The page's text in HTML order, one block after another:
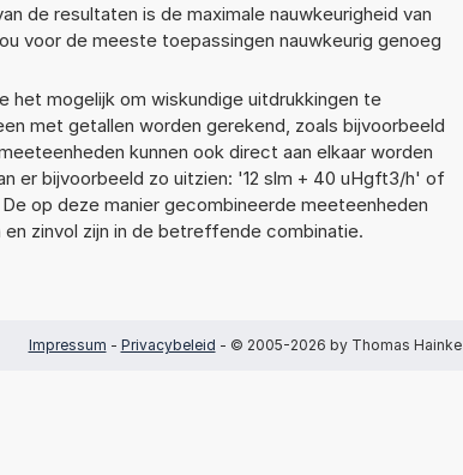
de resultaten is de maximale nauwkeurigheid van
voor de meeste toepassingen nauwkeurig genoeg
het mogelijk om wiskundige uitdrukkingen te
met getallen worden gerekend, zoals bijvoorbeeld
kunnen ook direct aan elkaar worden
er bijvoorbeeld zo uitzien: '12 slm + 40 uHgft3/h' of
op deze manier gecombineerde meeteenheden
zinvol zijn in de betreffende combinatie.
Impressum - Privacybeleid - © 2005-2026 by Thomas Hainke